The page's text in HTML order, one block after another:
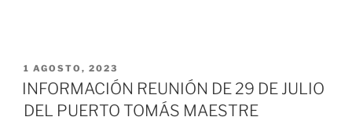
PUBLICADO
EL
1 AGOSTO, 2023
INFORMACIÓN REUNIÓN DE 29 DE JULIO
DEL PUERTO TOMÁS MAESTRE